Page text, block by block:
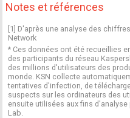
Notes et références
[1] D'après une analyse des
Network
* Ces données ont été recueillies
des participants du réseau
des millions d'utilisateurs des
monde. KSN collecte
tentatives d'infection, de
suspects sur les ordinateurs des
ensuite utilisées aux fins
Lab.